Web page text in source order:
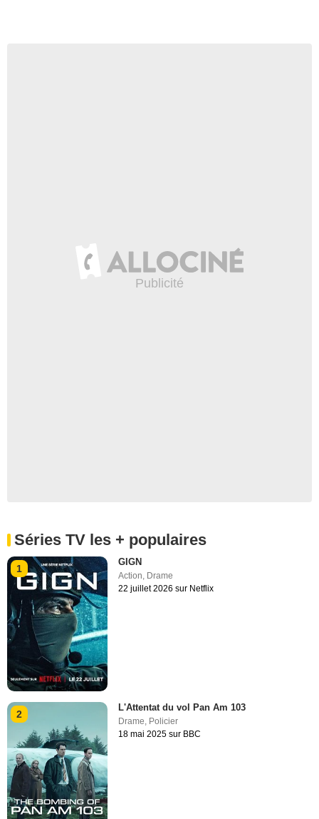
Séries TV les + populaires
1
GIGN
Action, Drame
22 juillet 2026 sur Netflix
2
L'Attentat du vol Pan Am 103
Drame Policier
18 mai 2025 sur BBC